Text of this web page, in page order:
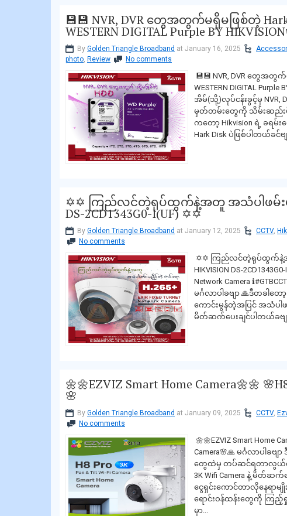
💾💾 NVR, DVR တွေအတွက်မရှိမဖြစ်တဲ့ Hark
WESTERN DIGITAL Purple BY
By Golden Triangle Broadband at January 16, 2025
photo, Review No comments
💾💾 NVR, DVR တွေအတွက်
WESTERN DIGITAL Purple
အိမ်(သို့)လုပ်ငန်းခွင့်မှ NVR,
မှတ်တမ်းတွေကို သိမ်းဆည်း
ကတော့ Hikvision ရဲ့ ခရမ်းရေ
Hark Disk ပဲဖြစ်ပါတယ်ခင်ဗျ
✡✡ ကြည်လင်တဲ့ရုပ်ထွက်နဲ့အတူ အသံပါဖမ်းယူ
DS-2CD1343G0-I(UF) ✡✡
By Golden Triangle Broadband at January 12, 2025 CCTV,
No comments
✡✡ ကြည်လင်တဲ့ရုပ်ထွက်နဲ့
HIKVISION DS-
Network Camera
မင်္ဂလာပါခဗျာ 🙏ဒီတခ
ကောင်းမွန်တဲ့အပြင် အသံပ
မိတ်ဆက်ပေးချင်ပါတယ်ခဗျ
🌼🌼EZVIZ Smart Home Camera🌼🌼
🌸
By Golden Triangle Broadband at January 09, 2025 CCTV,
No comments
🌼🌼EZVIZ Smart Home
Camera🌸🙏 မင်္ဂလာပါခဗျ
တွေထဲမှ တပ်ဆင်ရတာလွယ်ကူပ
3K Wifi Camera နဲ့ မိတ်ဆ
ငွေရှင်းကောင်တာလိုနေရာမျို
ရောင်းဝန်ထန်းတွေကို ကြည့်ရှု
မှာ...